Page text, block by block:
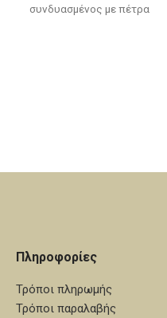
συνδυασμένος με πέτρα
Πληροφορίες
Τρόποι πληρωμής
Τρόποι παραλαβής